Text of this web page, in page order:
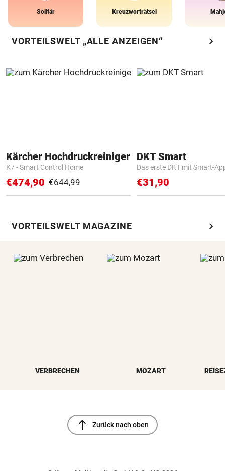
Solitär Kreuzworträtsel
VORTEILSWELT „ALLE ANZEIGEN“ chevron_right
Kärcher Hochdruckreiniger
K7 - Smart Control Home
€474,90 €644,99
DKT Smart
Das erste DKT mit Smart-
€31,90
VORTEILSWELT MAGAZINE chevron_right
VERBRECHEN MOZART
north Zurück nach oben